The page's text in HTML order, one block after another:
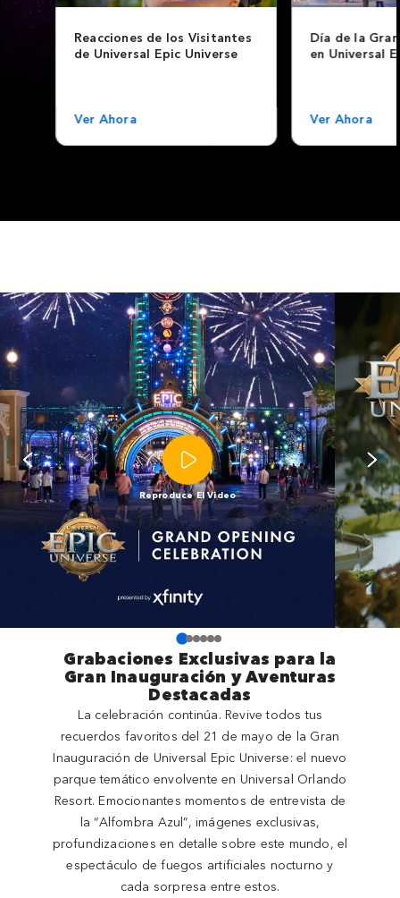
Reacciones de los Visitantes
de Universal Epic Universe
Ver Ahora
Día de la
en Universal
Ver Ahora
Reproduce El Video
Grabaciones Exclusivas para la
Gran Inauguración y Aventuras
Destacadas
La celebración continúa. Revive todos tus
recuerdos favoritos del 21 de mayo de la Gran
Inauguración de Universal Epic Universe: el nuevo
parque temático envolvente en Universal Orlando
Resort. Emocionantes momentos de entrevista de
la “Alfombra Azul”, imágenes exclusivas,
profundizaciones en detalle sobre este mundo, el
espectáculo de fuegos artificiales nocturno y
cada sorpresa entre estos.